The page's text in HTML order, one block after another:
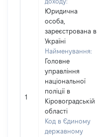
1
Юридична
особа,
зареєстрована в
Україні
Найменування:
Головне
управління
національної
поліції в
Кіровоградській
області
Код в Єдиному
державному